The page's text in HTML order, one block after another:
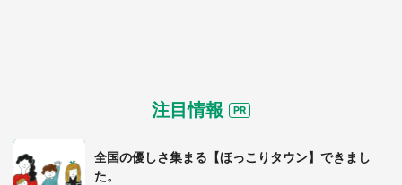
注目情報
全国の優しさ集まる【ほっこりタウン】できまし
た。